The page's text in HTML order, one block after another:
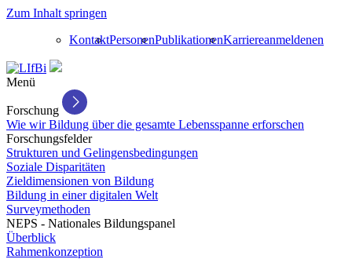
Zum Inhalt springen
KontaktPersonenPublikationenKarriereanmeldenen
Menü
Forschung
Wie wir Bildung über die gesamte Lebensspanne erforschen
Forschungsfelder
Strukturen und Gelingensbedingungen
Soziale Disparitäten
Zieldimensionen von Bildung
Bildung in einer digitalen Welt
Surveymethoden
NEPS - Nationales Bildungspanel
Überblick
Rahmenkonzeption